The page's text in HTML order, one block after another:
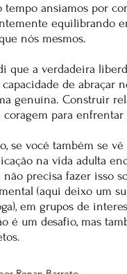
tempo ansiamos por
equilibrando
nós mesmos.
que a verdadeira
de abraçar
genuína. Construir
coragem para
se você também se
na vida adulta
não precisa fazer isso
(aqui deixo um
em grupos de
é um desafio, mas